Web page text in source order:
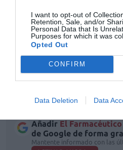
I want to opt-out of
Retention, Sale, and/or
Personal Data that Is
Purposes for which it was
Opted Out
CONFIRM
Data Deletion Data
privada, la infografía detalla
Mejora la seguridad y la
Reduce errores de lectura y
Protege la confidencialidad.
Favorece la adherencia y
paciente y profesional.
Añadir El Farmacéutico
de Google de forma
Mantente informado con las